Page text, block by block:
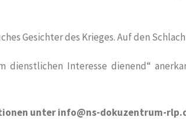
Gesichter des Krieges. Auf den
dienstlichen Interesse dienend“
unter info@ns-dokuzentrum-